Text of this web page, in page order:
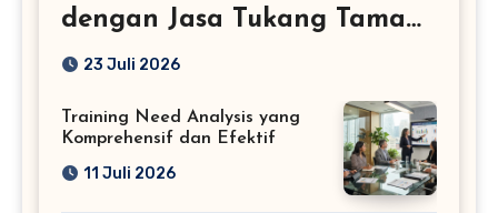
dengan Jasa Tukang Taman
Profesional
23 Juli 2026
Training Need Analysis yang
Komprehensif dan Efektif
11 Juli 2026